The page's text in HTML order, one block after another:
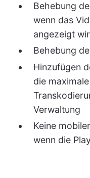
Behebung
wenn das
angezeigt
Behebung
Hinzufügen
die maximale
Verwaltung
Keine
wenn die